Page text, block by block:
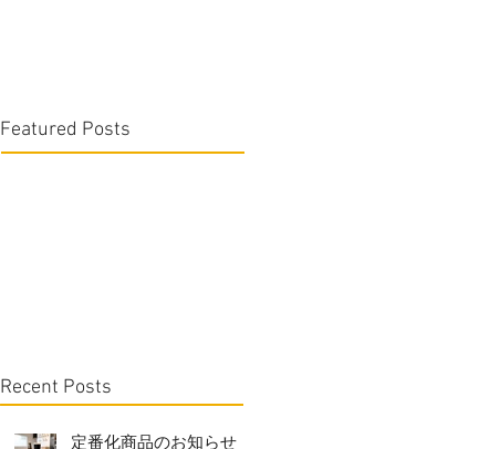
Featured Posts
Recent Posts
定番化商品のお知らせ